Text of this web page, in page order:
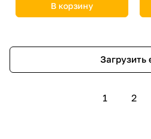
В корзину
Загрузить
1 2